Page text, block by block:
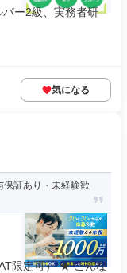
ー2級、実務者研
気になる
証あり・未経験歓
限定可） ★ こんな